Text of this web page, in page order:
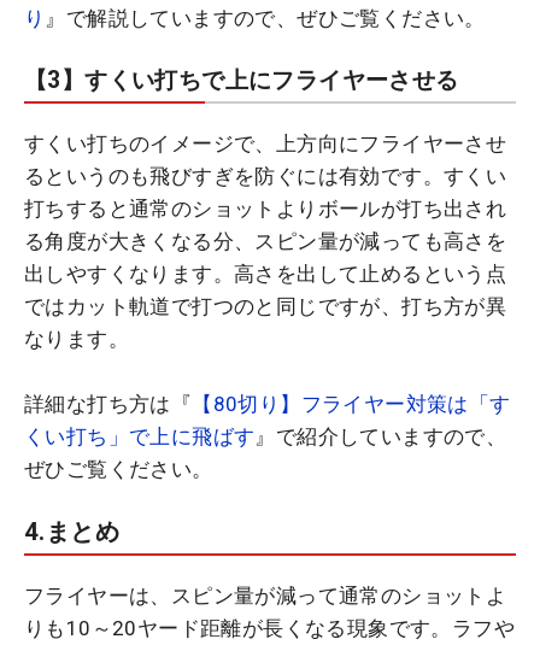
り 』で解説していますので、ぜひご覧ください。
【3】すくい打ちで上にフライヤーさせる
すくい打ちのイメージで、上方向にフライヤーさせ
るというのも飛びすぎを防ぐには有効です。すくい
打ちすると通常のショットよりボールが打ち出され
る角度が大きくなる分、スピン量が減っても高さを
出しやすくなります。高さを出して止めるという点
ではカット軌道で打つのと同じですが、打ち方が異
なります。
詳細な打ち方は『
【80切り】フライヤー対策は「す
くい打ち」で上に飛ばす』で紹介していますので、
ぜひご覧ください。
4.まとめ
フライヤーは、スピン量が減って通常のショットよ
りも10～20ヤード距離が長くなる現象です。ラフや